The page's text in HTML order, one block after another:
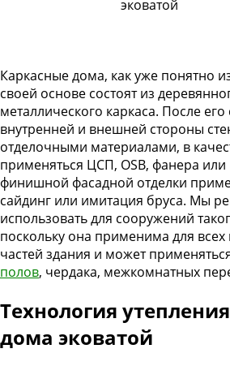
Каркасные дома, как уже понятно
своей основе состоят из
металлического каркаса. После его
внутренней и внешней стороны
отделочными материалами, в
применяться ЦСП, OSB, фанера
финишной фасадной отделки
сайдинг или имитация бруса. Мы
использовать для сооружений
поскольку она применима для всех
частей здания и может
полов, чердака, межкомнатных
Технология
дома эковатой